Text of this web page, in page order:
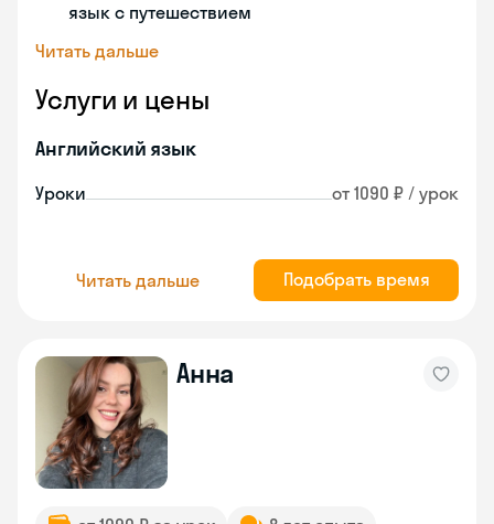
язык с путешествием
Читать дальше
Услуги и цены
Английский язык
Уроки от 1090 ₽ / урок
Читать дальше Подобрать время
Анна